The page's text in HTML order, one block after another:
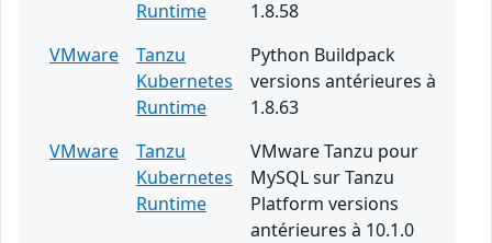
Runtime
1.8.58
VMware
Tanzu
Kubernetes
Runtime
Python Buildpack
versions antérieures à
1.8.63
VMware
Tanzu
Kubernetes
Runtime
VMware Tanzu pour
MySQL sur Tanzu
Platform versions
antérieures à 10.1.0